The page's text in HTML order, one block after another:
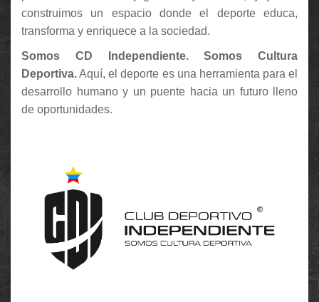
construimos un espacio donde el deporte educa,
transforma y enriquece a la sociedad.
Somos CD Independiente. Somos Cultura
Deportiva.Aquí, el deporte es una herramienta para el
desarrollo humano y un puente hacia un futuro lleno
de oportunidades.